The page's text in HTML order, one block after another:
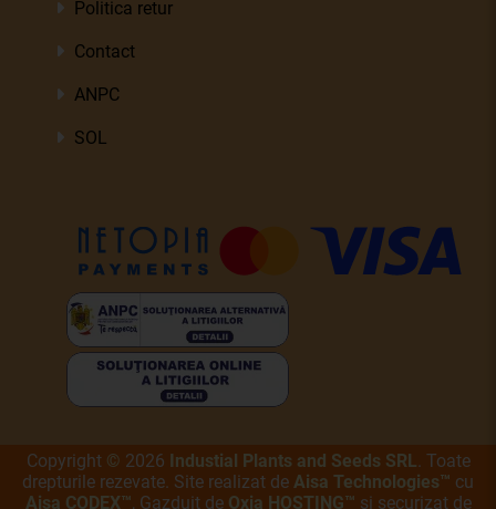
Politica retur
Contact
ANPC
SOL
Copyright © 2026 Industial Plants and Seeds SRL. Toate
drepturile rezevate. Site realizat de Aisa Technologies™ cu
Aisa CODEX™, Gazduit de Oxia HOSTING™ si securizat de